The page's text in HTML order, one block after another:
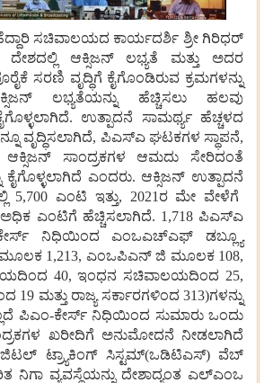
ಸಚಿವಾಲಯದ ಕಾರ್ಯದರ್ಶಿ ಶ್ರೀ ಗಿರಿಧರ್
ದೇಶದಲ್ಲಿ ಆಕ್ಸಿಜನ್ ಲಭ್ಯತೆ ಮತ್ತು
ಅದರ
ಸರಣಿ ವೃದ್ಧಿಗೆ ಕೈಗೊಂಡಿರುವ ಕ್ರಮಗಳನ್ನು
ಲಭ್ಯತೆಯನ್ನು ಹೆಚ್ಚಿಸಲು
ಹಲವು
. ಉತ್ಪಾದನೆ ಸಾಮರ್ಥ್ಯ
ಹೆಚ್ಚಳದ
ವೃದ್ಧಿಸಲಾಗಿದೆ, ಪಿಎಸ್ಎ ಘಟಕಗಳ ಸ್ಥಾಪನೆ,
ಆಕ್ಸಿಜನ್ ಸಾಂದ್ರಕಗಳ ಆಮದು
ಸೇರಿದಂತೆ
ಕೈಗೊಳ್ಳಲಾಗಿದೆ ಎಂದರು. ಆಕ್ಸಿಜನ್ ಉತ್ಪಾದನೆ
5,700ಎಂಟಿ ಇತ್ತು, 2021 ರ ಮೇ ವೇಳೆಗೆ
ಅಧಿಕ ಎಂಟಿಗೆ ಹೆಚ್ಚಿಸಲಾಗಿದೆ. 1,718ಪಿಎಸ್ಎ
ನಿಧಿಯಿಂದ ಎಂಒಎಚ್ಎಫ್
ಡಬ್ಲ್ಯೂ
ಮೂಲಕ1,213, ಎಂಒಪಿಎನ್ ಜಿ ಮೂಲಕ108,
40,ಇಂಧನ ಸಚಿವಾಲಯದಿಂದ 25,
19 ಮತ್ತು ರಾಜ್ಯ ಸರ್ಕಾರಗಳಿಂದ 313)ಗಳನ್ನು
ಪಿಎಂ-ಕೇರ್ಸ್ ನಿಧಿಯಿಂದ ಸುಮಾರು ಒಂದು
ಖರೀದಿಗೆ ಅನುಮೋದನೆ ನೀಡಲಾಗಿದೆ
ಟ್ರ್ಯಾಕಿಂಗ್ ಸಿಸ್ಟಮ್(ಒಡಿಟಿಎಸ್) ವೆಬ್
ನಿಗಾ ವ್ಯವಸ್ಥೆಯನ್ನು ದೇಶಾದ್ಯಂತ ಎಲ್ಎಂಒ